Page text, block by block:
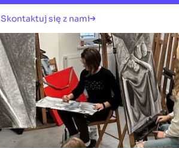
Skontaktuj się z nami